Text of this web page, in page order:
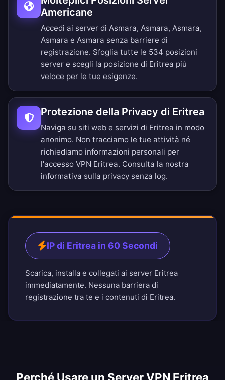
Americane
Accedi ai server di Asmara, Asmara, Asmara,
Asmara e Asmara senza barriere di
registrazione. Sfoglia tutte le 534 posizioni
server e scegli la posizione di Eritrea più
veloce per le tue esigenze.
Protezione della Privacy di Eritrea
Naviga su siti web e servizi di Eritrea in modo
anonimo. Non tracciamo le tue attività né
richiediamo informazioni personali per
l'accesso VPN Eritrea. Consulta la nostra
informativa sulla privacy senza log.
IP di Eritrea in 60 Secondi
Scarica, installa e collegati ai server Eritrea
immediatamente. Nessuna barriera di
registrazione tra te e i contenuti di Eritrea.